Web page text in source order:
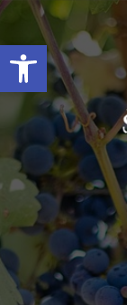
Otwórz pasek narzędzi